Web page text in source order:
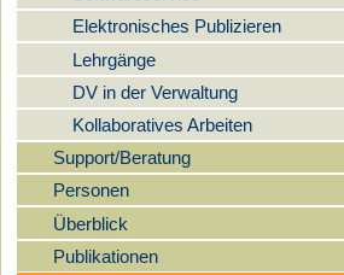
Elektronisches Publizieren
Lehrgänge
DV in der Verwaltung
Kollaboratives Arbeiten
Support/Beratung
Personen
Überblick
Publikationen